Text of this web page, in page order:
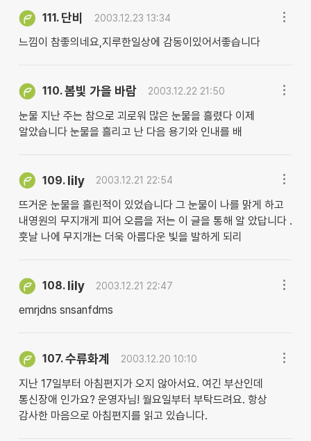
111. 단비 2003.12.23 13:34
느낌이 참좋의네요,지루한일상에 감동이있어서좋습니다
110.봄빛 가을 바람 2003.12.22 21:50
눈물 지난 주는 참으로 괴로워 많은 눈물을 흘렸다 이제
알았습니다 눈물을 흘리고 난 다음 용기와 인내를 배
109. lily 2003.12.21 22:54
뜨거운 눈물을 흘린적이 있었습니다 그 눈물이 나를 맑게 하고
내영원의 무지개게 피어 오름을 저는 이 글을 통해 알 았답니다 .
훗날 나에 무지개는 더욱 아름다운 빛을 발하게 되리
108. lily 2003.12.21 22:47
emrjdns snsanfdms
107.수류화계 2003.12.20 10:10
지난 17일부터 아침편지가 오지 않아서요. 여긴 부산인데
통신장애 인가요? 운영자님! 월요일부터 부탁드려요. 항상
감사한 마음으로 아침편지를 읽고 있습니다.